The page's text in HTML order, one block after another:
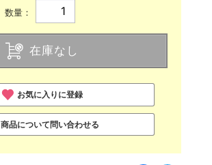
数量：
在庫なし
お気に入りに登録
商品について問い合わせる